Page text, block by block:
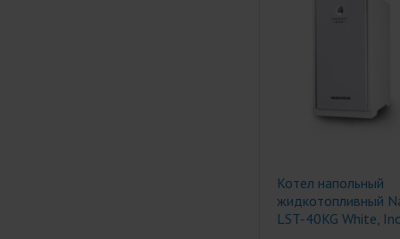
Котел напольный
жидкотопливный
LST-40KG White,